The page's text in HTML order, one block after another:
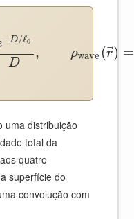
−D/ℓ0
D
, ρwave (r⃗
) =
uma distribuição
total da
quatro
superfície do
convolução com